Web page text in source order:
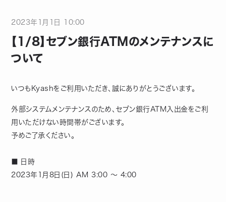
2023年 月 日 10:00
【1/8】セブン銀行ATMのメンテナンスに
ついて
いつもKyashをご利用いただき、誠にありがとうございます。
外部システムメンテナンスのため、セブン銀行ATM入出金をご利
用いただけない時間帯がございます。
予めご了承ください。
■ 日時
2023年1月8日(日) AM 3:00 ～ 4:00